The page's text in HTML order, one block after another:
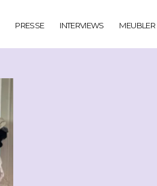
PRESSE INTERVIEWS MEUBLER